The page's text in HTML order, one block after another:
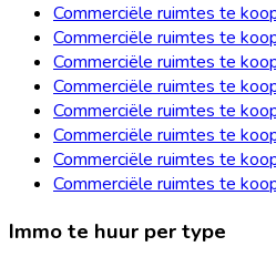
Commerciële ruimtes te
Commerciële ruimtes te
Commerciële ruimtes te
Commerciële ruimtes te
Commerciële ruimtes te
Commerciële ruimtes te
Commerciële ruimtes te
Commerciële ruimtes te
Immo te huur per type